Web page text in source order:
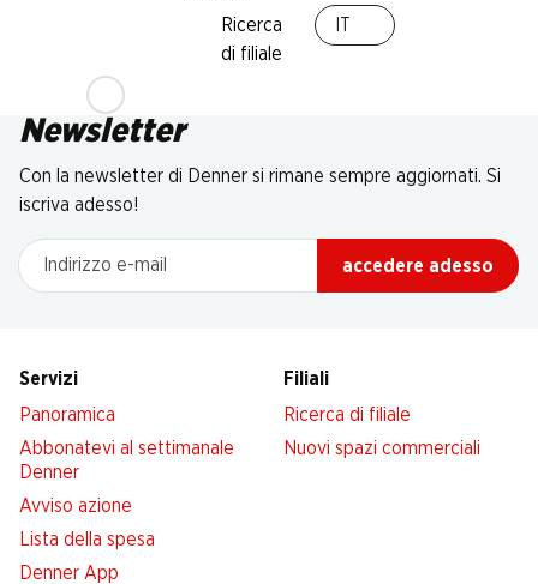
Ricerca
di filiale
Newsletter
Con la newsletter di Denner si rimane sempre aggiornati. Si
iscriva adesso!
Indirizzo e-mail
accedere adesso
Servizi
Panoramica
Abbonatevi al settimanale
Denner
Avviso azione
Lista della spesa
Denner App
Filiali
Ricerca di filiale
Nuovi spazi commerciali